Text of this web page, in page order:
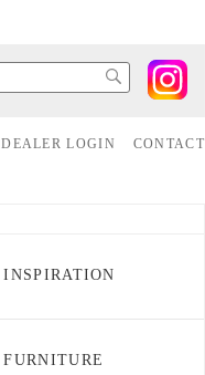
DEALER LOGIN CONTACT
INSPIRATION
FURNITURE